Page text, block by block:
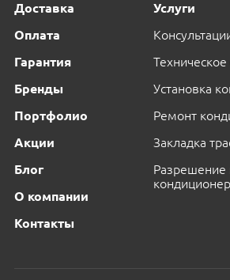
Доставка
Оплата
Гарантия
Бренды
Портфолио
Акции
Блог
О компании
Контакты
Услуги
Установка
Ремонт
Закладка
Разрешение